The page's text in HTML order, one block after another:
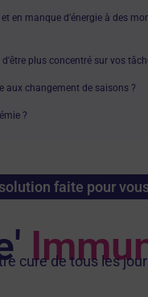
en manque d'énergie à des
plus concentré sur vos
aux changement de saisons ?
?
faite pour
cure de tous les